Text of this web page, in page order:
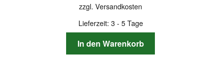
zzgl. Versandkosten
Lieferzeit: 3 - 5 Tage
In den Warenkorb